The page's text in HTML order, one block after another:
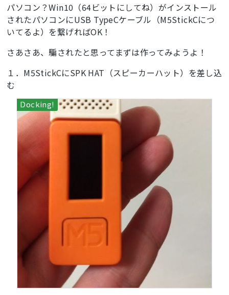
パソコン？Win10（64ビットにしてね）がインストール
されたパソコンにUSB TypeCケーブル（M5StickCにつ
いてるよ）を繋げればOK！
さあさあ、騙されたと思ってまずは作ってみようよ！
１．M5StickCにSPK HAT（スピーカーハット）を差し込
む